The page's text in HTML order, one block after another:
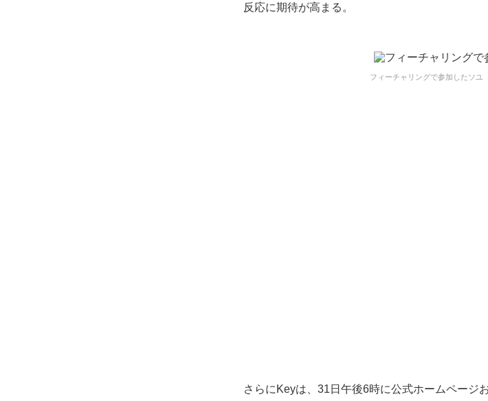
反応に期待が高まる。
フィーチャリングで参加したソユ
さらにKeyは、31日午後6時に公式ホームページ